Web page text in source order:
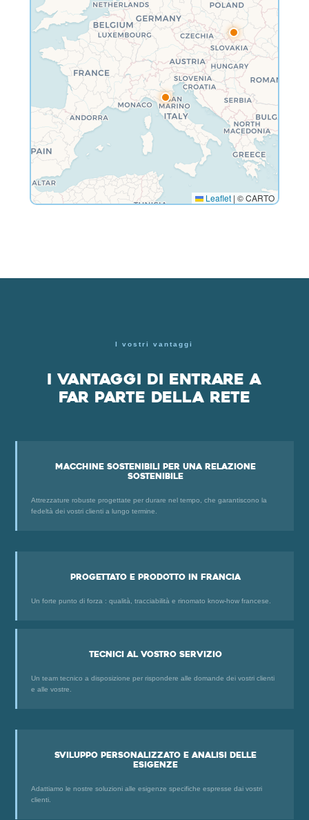
Leaflet | © CARTO
I vostri vantaggi
I vantaggi di entrare a
far parte della rete
Macchine sostenibili per una relazione
sostenibile
Attrezzature robuste progettate per durare nel tempo, che garantiscono la
fedeltà dei vostri clienti a lungo termine.
Progettato e prodotto in Francia
Un forte punto di forza : qualità, tracciabilità e rinomato know-how francese.
Tecnici al vostro servizio
Un team tecnico a disposizione per rispondere alle domande dei vostri clienti
e alle vostre.
Sviluppo personalizzato e analisi delle
esigenze
Adattiamo le nostre soluzioni alle esigenze specifiche espresse dai vostri
clienti.